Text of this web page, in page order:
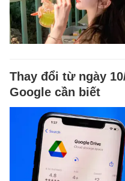
Thay đổi từ ngày
Google cần biết